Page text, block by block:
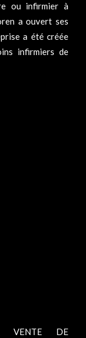
ou infirmier à
a ouvert ses
a été créée
infirmiers de
VENTE DE